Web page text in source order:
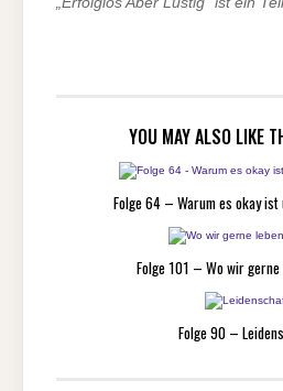
YOU MAY ALSO LIKE
Folge 64 – Warum es okay
Folge 101 – Wo wir
Folge 90 –